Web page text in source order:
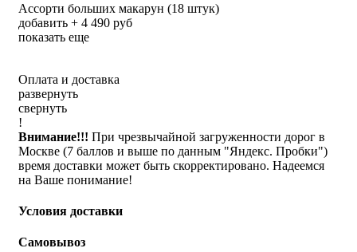
Ассорти больших макарун (18 штук)
добавить + 4 490 руб
показать еще
Оплата и доставка
развернуть
свернуть
!
Внимание!!! При чрезвычайной загруженности дорог в
Москве (7 баллов и выше по данным "Яндекс. Пробки")
время доставки может быть скорректировано. Надеемся
на Ваше понимание!
Условия доставки
Самовывоз